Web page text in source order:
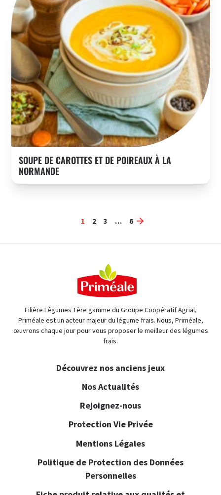
SOUPE DE CAROTTES ET DE POIREAUX À LA
NORMANDE
1 2 3 … 6
Filière Légumes 1ère gamme du Groupe Coopératif Agrial,
Priméale est un acteur majeur du légume frais. Nous, Priméale,
œuvrons chaque jour pour vous proposer le meilleur des légumes
frais.
Découvrez nos anciens jeux
Nos Actualités
Rejoignez-nous
Protection Vie Privée
Mentions Légales
Politique de Protection des Données
Personnelles